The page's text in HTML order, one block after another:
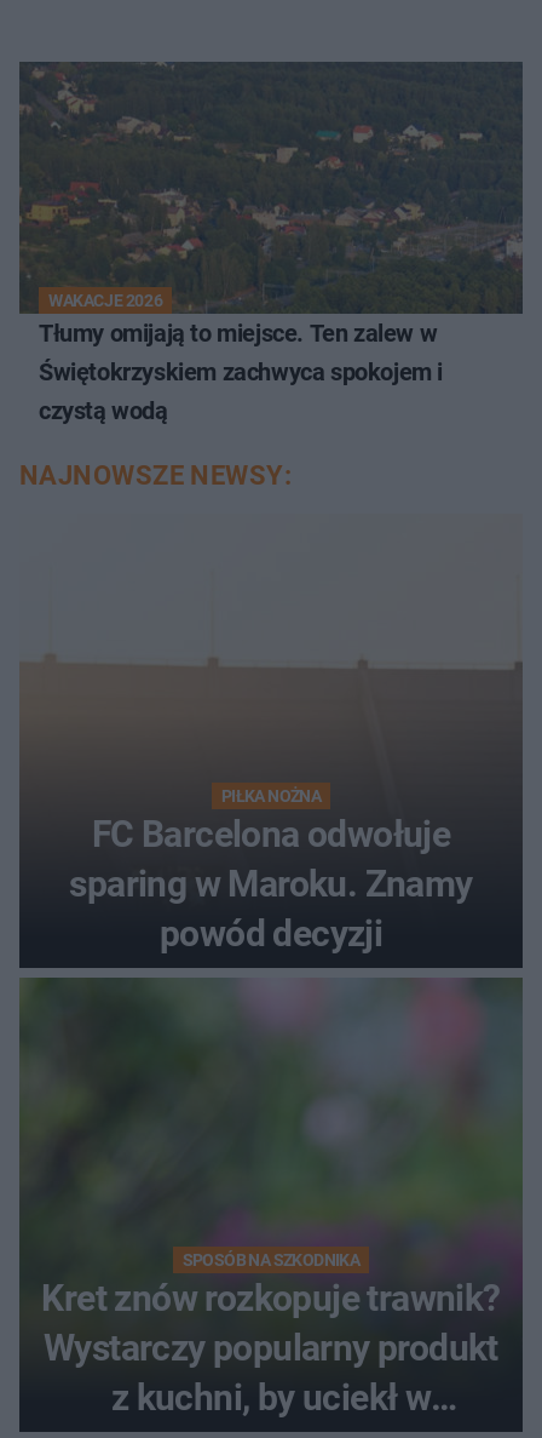
WAKACJE 2026
Tłumy omijają to miejsce. Ten zalew w
Świętokrzyskiem zachwyca spokojem i
czystą wodą
NAJNOWSZE NEWSY:
PIŁKA NOŻNA
FC Barcelona odwołuje
sparing w Maroku. Znamy
powód decyzji
SPOSÓB NA SZKODNIKA
Kret znów rozkopuje trawnik?
Wystarczy popularny produkt
z kuchni, by uciekł w